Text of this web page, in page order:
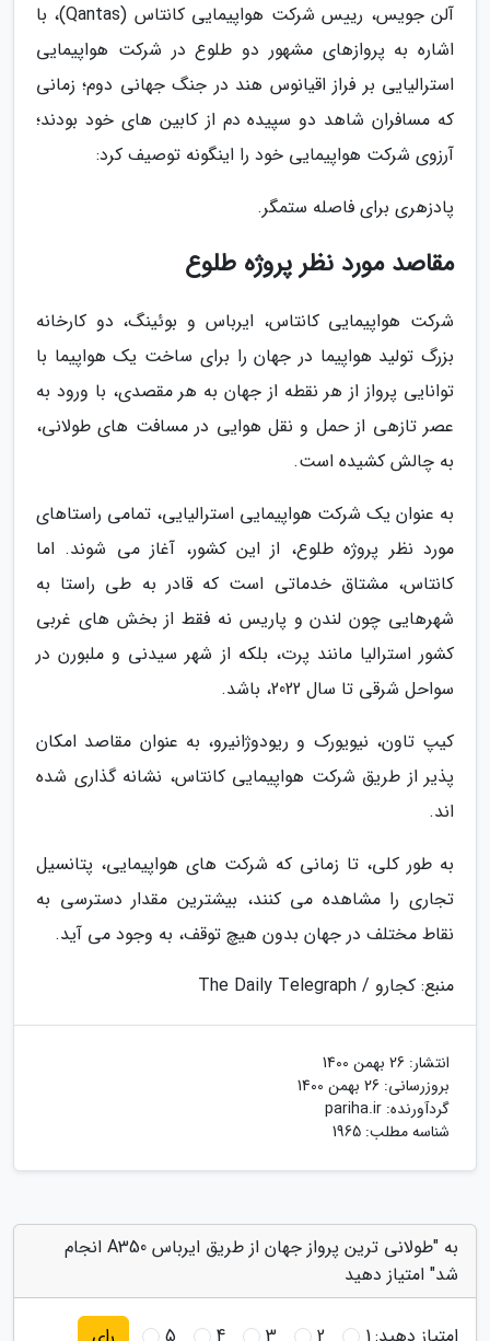
آلن جویس، رییس شرکت هواپیمایی کانتاس (Qantas)، با
اشاره به پروازهای مشهور دو طلوع در شرکت هواپیمایی
استرالیایی بر فراز اقیانوس هند در جنگ جهانی دوم؛ زمانی
که مسافران شاهد دو سپیده دم از کابین های خود بودند؛
آرزوی شرکت هواپیمایی خود را اینگونه توصیف کرد:
پادزهری برای فاصله ستمگر.
مقاصد مورد نظر پروژه طلوع
شرکت هواپیمایی کانتاس، ایرباس و بوئینگ، دو کارخانه
بزرگ تولید هواپیما در جهان را برای ساخت یک هواپیما با
توانایی پرواز از هر نقطه از جهان به هر مقصدی، با ورود به
عصر تازهی از حمل و نقل هوایی در مسافت های طولانی،
به چالش کشیده است.
به عنوان یک شرکت هواپیمایی استرالیایی، تمامی راستاهای
مورد نظر پروژه طلوع، از این کشور، آغاز می شوند. اما
کانتاس، مشتاق خدماتی است که قادر به طی راستا به
شهرهایی چون لندن و پاریس نه فقط از بخش های غربی
کشور استرالیا مانند پرت، بلکه از شهر سیدنی و ملبورن در
سواحل شرقی تا سال 2022، باشد.
کیپ تاون، نیویورک و ریودوژانیرو، به عنوان مقاصد امکان
پذیر از طریق شرکت هواپیمایی کانتاس، نشانه گذاری شده
اند.
به طور کلی، تا زمانی که شرکت های هواپیمایی، پتانسیل
تجاری را مشاهده می کنند، بیشترین مقدار دسترسی به
نقاط مختلف در جهان بدون هیچ توقف، به وجود می آید.
منبع: کجارو / The Daily Telegraph
انتشار: 26 بهمن 1400
بروزرسانی: 26 بهمن 1400
گردآورنده: pariha.ir
شناسه مطلب: 1965
به "طولانی ترین پرواز جهان از طریق ایرباس A350 انجام
شد" امتیاز دهید